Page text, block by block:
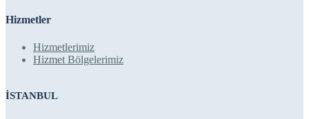
Hizmetler
Hizmetlerimiz
Hizmet Bölgelerimiz
İSTANBUL